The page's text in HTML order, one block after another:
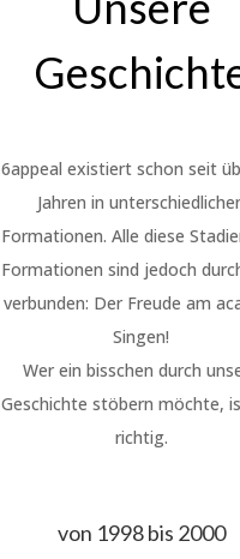
6appeal existiert schon seit
Jahren in
Formationen. Alle diese
Formationen sind jedoch
verbunden: Der Freude am
Singen!
Wer ein bisschen durch
Geschichte stöbern möchte,
richtig.
von 1998 bis 2000